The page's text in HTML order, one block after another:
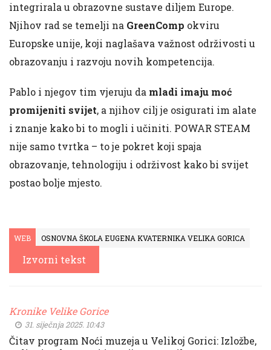
integrirala u obrazovne sustave diljem Europe.
Njihov rad se temelji na GreenComp okviru
Europske unije, koji naglašava važnost održivosti u
obrazovanju i razvoju novih kompetencija.
Pablo i njegov tim vjeruju da mladi imaju moć
promijeniti svijet, a njihov cilj je osigurati im alate
i znanje kako bi to mogli i učiniti. POWAR STEAM
nije samo tvrtka – to je pokret koji spaja
obrazovanje, tehnologiju i održivost kako bi svijet
postao bolje mjesto.
WEB OSNOVNA ŠKOLA EUGENA KVATERNIKA VELIKA GORICA
Izvorni tekst
Kronike Velike Gorice
31. siječnja 2025. 10:43
Čitav program Noći muzeja u Velikoj Gorici: Izložbe,